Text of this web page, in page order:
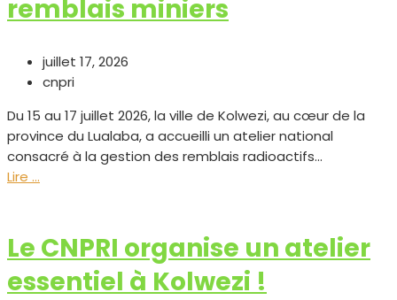
remblais miniers
juillet 17, 2026
cnpri
Du 15 au 17 juillet 2026, la ville de Kolwezi, au cœur de la
province du Lualaba, a accueilli un atelier national
consacré à la gestion des remblais radioactifs...
Lire ...
Le CNPRI organise un atelier
essentiel à Kolwezi !